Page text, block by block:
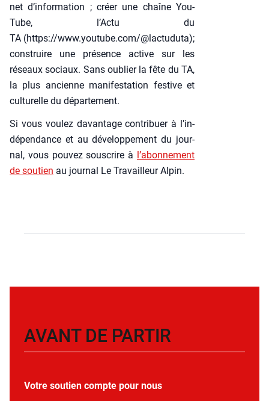
net d’information ; créer une chaîne You­
Tube, l’Actu du
TA (https://www.youtube.com/@lactuduta);
construire une pré­sence active sur les
réseaux sociaux. Sans oublier la fête du TA,
la plus ancienne mani­fes­ta­tion fes­tive et
cultu­relle du dépar­te­ment.
Si vous vou­lez davan­tage contri­buer à l’in­
dé­pen­dance et au déve­lop­pe­ment du jour­
nal, vous pou­vez sous­crire à l’a­bon­ne­ment
de sou­tien au jour­nal Le Tra­vailleur Alpin.
AVANT DE PARTIR
Votre soutien compte pour nous